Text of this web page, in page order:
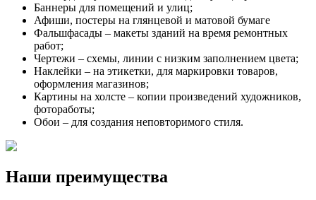
Баннеры для помещений и улиц;
Афиши, постеры на глянцевой и матовой бумаге
Фальшфасады – макеты зданий на время ремонтных
работ;
Чертежи – схемы, линии с низким заполнением цвета;
Наклейки – на этикетки, для маркировки товаров,
оформления магазинов;
Картины на холсте – копии произведений художников,
фотоработы;
Обои – для создания неповторимого стиля.
Наши преимущества